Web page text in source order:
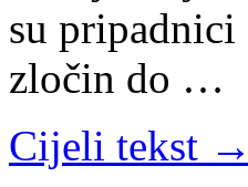
su
zločin do …
Cijeli tekst →